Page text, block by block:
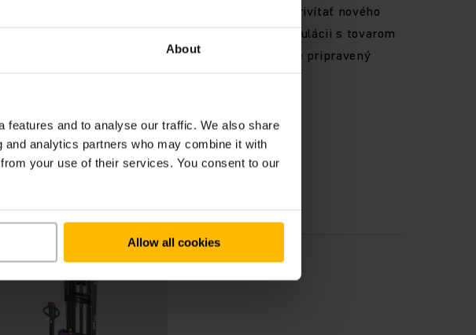
About
features and to analyse our traffic. We also share
analytics partners who may combine it with
your use of their services. You consent to our
Allow all cookies
rozlúčiť sa so starým ručne vedeným vozíkom a privítať nového
Či už potrebujete pomoc pri stohovaní, manipulácii s tovarom
paliet, správny „zamestnanec mesiaca“ je pripravený
v kvalite Jungheinrich za zvýhodnenú cenu.
INFORMÁCIE